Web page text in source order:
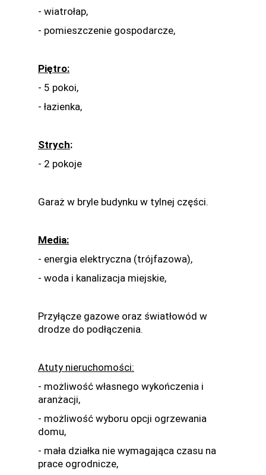
- wiatrołap,
- pomieszczenie gospodarcze,
Piętro:
- 5 pokoi,
- łazienka,
Strych:
- 2 pokoje
Garaż w bryle budynku w tylnej części.
Media:
- energia elektryczna (trójfazowa),
- woda i kanalizacja miejskie,
Przyłącze gazowe oraz światłowód w
drodze do podłączenia.
Atuty nieruchomości:
- możliwość własnego wykończenia i
aranżacji,
- możliwość wyboru opcji ogrzewania
domu,
- mała działka nie wymagająca czasu na
prace ogrodnicze,